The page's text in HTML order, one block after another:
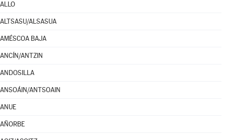
ALLO
ALTSASU/ALSASUA
AMÉSCOA BAJA
ANCÍN/ANTZIN
ANDOSILLA
ANSOÁIN/ANTSOAIN
ANUE
AÑORBE